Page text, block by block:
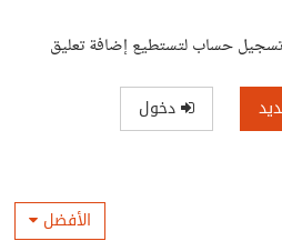
حساب لتستطيع إضافة تعليق
دخول
الأفضل